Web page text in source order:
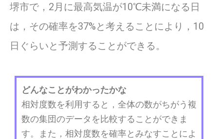
堺市で，2月に最高気温が10℃未満になる日
は，その確率を37%と考えることにより，10
日ぐらいと予測することができる。
どんなことがわかったかな
相対度数を利用すると，全体の数がちがう複
数の集団のデータを比較することができま
す。また，相対度数を確率とみなすことによ